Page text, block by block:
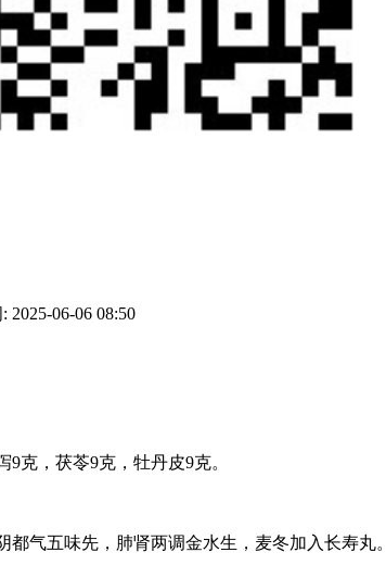
2025-06-06 08:50
克，茯苓9克，牡丹皮9克。
气五味先，肺肾两调金水生，麦冬加入长寿丸。